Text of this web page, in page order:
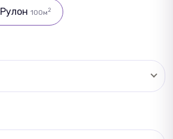
Рулон 100м2